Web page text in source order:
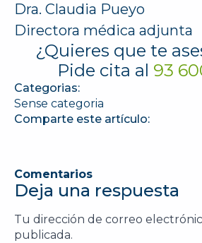
Dra. Claudia Pueyo
Directora médica adjunta
¿Quieres que te
Pide cita al 93
Categorias:
Sense categoria
Comparte este artículo:
Comentarios
Deja una respuesta
Tu dirección de correo
publicada.